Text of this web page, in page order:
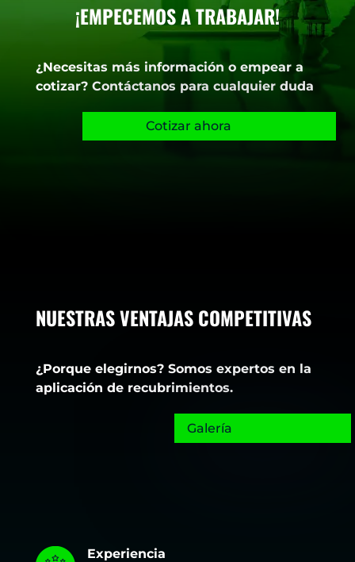
¡EMPECEMOS A TRABAJAR!
¿Necesitas más información o empear a
cotizar? Contáctanos para cualquier duda
Cotizar ahora
NUESTRAS VENTAJAS COMPETITIVAS
¿Porque elegirnos? Somos expertos en la
aplicación de recubrimientos.
Galería
Experiencia